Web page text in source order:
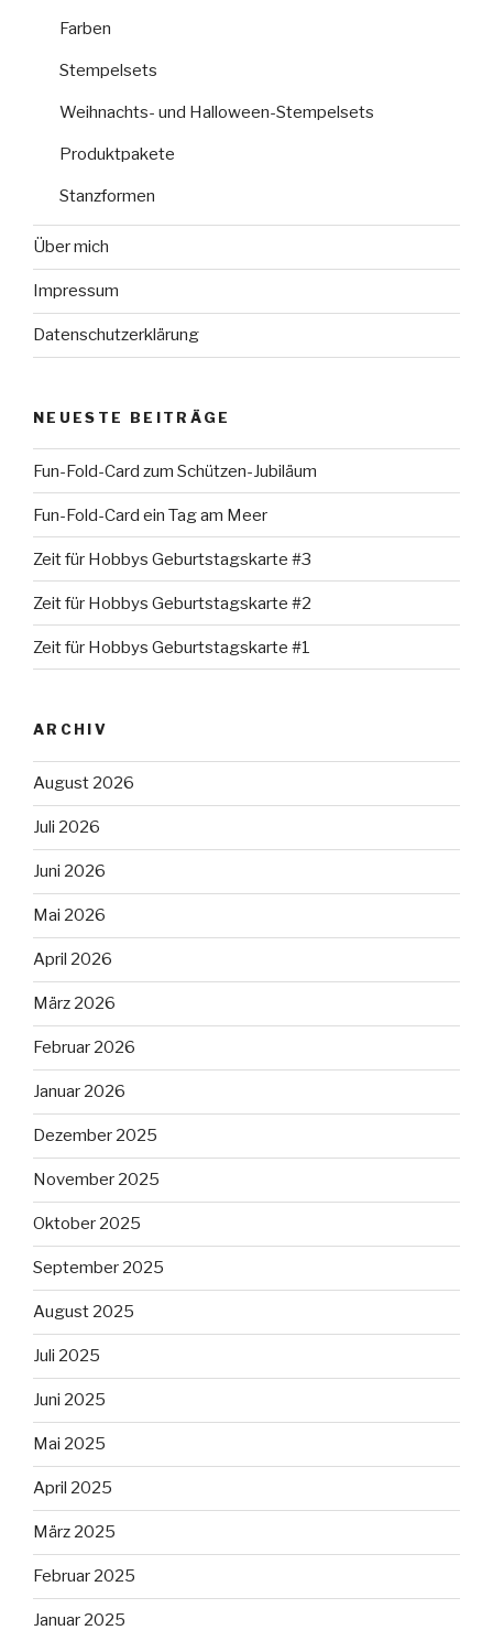
Farben
Stempelsets
Weihnachts- und Halloween-Stempelsets
Produktpakete
Stanzformen
Über mich
Impressum
Datenschutzerklärung
NEUESTE BEITRÄGE
Fun-Fold-Card zum Schützen-Jubiläum
Fun-Fold-Card ein Tag am Meer
Zeit für Hobbys Geburtstagskarte #3
Zeit für Hobbys Geburtstagskarte #2
Zeit für Hobbys Geburtstagskarte #1
ARCHIV
August 2026
Juli 2026
Juni 2026
Mai 2026
April 2026
März 2026
Februar 2026
Januar 2026
Dezember 2025
November 2025
Oktober 2025
September 2025
August 2025
Juli 2025
Juni 2025
Mai 2025
April 2025
März 2025
Februar 2025
Januar 2025